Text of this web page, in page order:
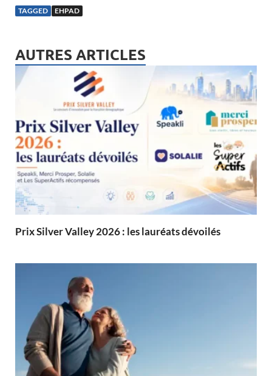
TAGGED EHPAD
AUTRES ARTICLES
Prix Silver Valley 2026 : les lauréats dévoilés